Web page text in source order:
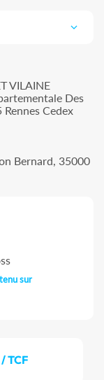
VILAINE
Des
Cedex
Bernard, 35000
sur
TCF